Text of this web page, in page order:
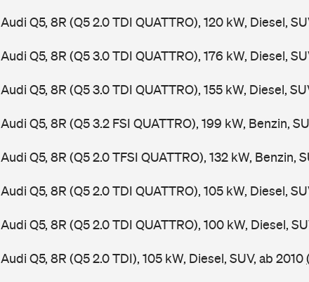
Audi Q5, 8R (Q5 2.0 TDI QUATTRO), 120 kW, Diesel,
Audi Q5, 8R (Q5 3.0 TDI QUATTRO), 176 kW, Diesel,
Audi Q5, 8R (Q5 3.0 TDI QUATTRO), 155 kW, Diesel,
Audi Q5, 8R (Q5 3.2 FSI QUATTRO), 199 kW, Benzin,
Audi Q5, 8R (Q5 2.0 TFSI QUATTRO), 132 kW, Benzin,
Audi Q5, 8R (Q5 2.0 TDI QUATTRO), 105 kW, Diesel,
Audi Q5, 8R (Q5 2.0 TDI QUATTRO), 100 kW, Diesel,
Audi Q5, 8R (Q5 2.0 TDI), 105 kW, Diesel, SUV, ab 2010